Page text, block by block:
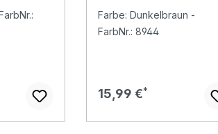
Farbe: Dunkelbraun -
FarbNr.: 8944
Regulärer Preis:
15,99 €